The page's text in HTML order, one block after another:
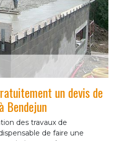
un devis de
Bendejun
des travaux de
de faire une